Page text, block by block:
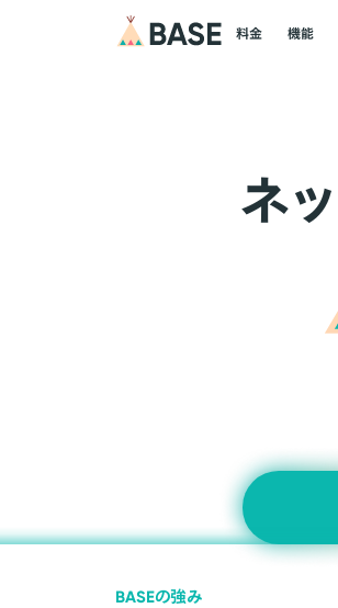
料金 機能
ネッ
BASEの強み